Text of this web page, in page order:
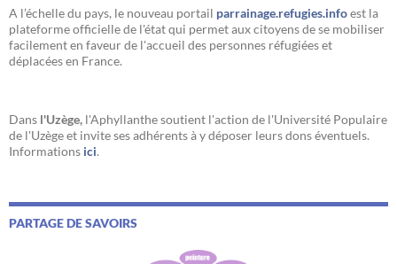
A l’échelle du pays, le nouveau portail parrainage.refugies.infoest la
plateforme officielle de l'état qui permet aux citoyens de se mobiliser
facilement en faveur de l'accueil des personnes réfugiées et
déplacées en France.
Dans l'Uzège, l'Aphyllanthe soutient l'action de l'Université Populaire
de l'Uzège et invite ses adhérents à y déposer leurs dons éventuels.
Informations ici.
PARTAGE DE SAVOIRS